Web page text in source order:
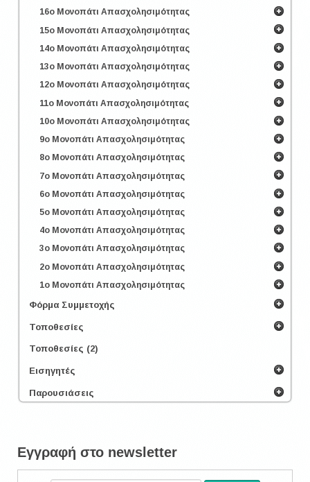
16ο Μονοπάτι Απασχολησιμότητας
15ο Μονοπάτι Απασχολησιμότητας
14ο Μονοπάτι Απασχολησιμότητας
13ο Μονοπάτι Απασχολησιμότητας
12ο Μονοπάτι Απασχολησιμότητας
11ο Μονοπάτι Απασχολησιμότητας
10ο Μονοπάτι Απασχολησιμότητας
9ο Μονοπάτι Απασχολησιμότητας
8ο Μονοπάτι Απασχολησιμότητας
7ο Μονοπάτι Απασχολησιμότητας
6ο Μονοπάτι Απασχολησιμότητας
5ο Μονοπάτι Απασχολησιμότητας
4ο Μονοπάτι Απασχολησιμότητας
3ο Μονοπάτι Απασχολησιμότητας
2ο Μονοπάτι Απασχολησιμότητας
1ο Μονοπάτι Απασχολησιμότητας
Φόρμα Συμμετοχής
Τοποθεσίες
Τοποθεσίες (2)
Εισηγητές
Παρουσιάσεις
Εγγραφή στο newsletter